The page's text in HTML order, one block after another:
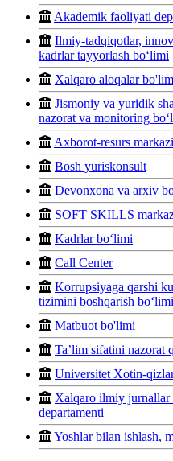
Akademik faoliyati
Ilmiy-tadqiqotlar,
kadrlar tayyorlash bo‘limi
Xalqaro aloqalar
Jismoniy va yuridik
nazorat va monitoring
Axborot-resurs markazi
Bosh yuriskonsult
Devonxona va arxiv
SOFT SKILLS
Kadrlar bo‘limi
Call Center
Korrupsiyaga qarshi
tizimini boshqarish bo‘limi
Matbuot bo'limi
Ta’lim sifatini nazorat
Universitet Xotin-
Xalqaro ilmiy jurnallar
departamenti
Yoshlar bilan ishlash,